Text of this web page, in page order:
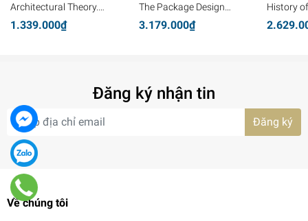
Architectural Theory.
Pioneering Texts on
Architecture from the
1.339.000₫
The Package Design
Book 8
3.179.000₫
History
Đăng ký nhận tin
Đăng ký
Về chúng tôi